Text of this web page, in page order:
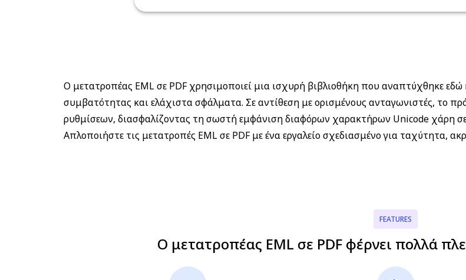
Ο μετατροπέας EML σε PDF χρησιμοποιεί μια ισχυρή βιβλιοθήκη που αναπτύχθηκε
συμβατότητας και ελάχιστα σφάλματα. Σε αντίθεση με ορισμένους ανταγωνιστές, το
ρυθμίσεων, διασφαλίζοντας τη σωστή εμφάνιση διαφόρων χαρακτήρων Unicode χάρη
Απλοποιήστε τις μετατροπές EML σε PDF με ένα εργαλείο σχεδιασμένο για ταχύτητα,
FEATURES
Ο μετατροπέας EML σε PDF φέρνει πολλά